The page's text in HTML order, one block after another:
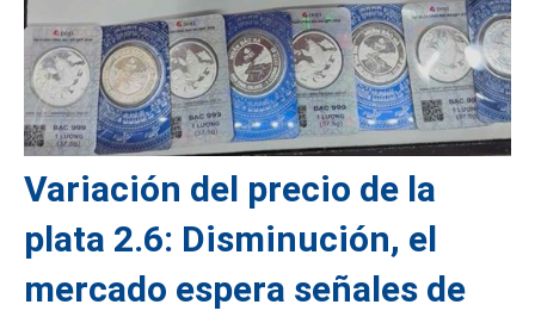
Variación del precio de la
plata 2.6: Disminución, el
mercado espera señales de